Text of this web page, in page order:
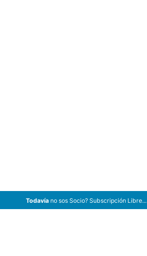
Todavíano sos Socio? Subscripción Libre...